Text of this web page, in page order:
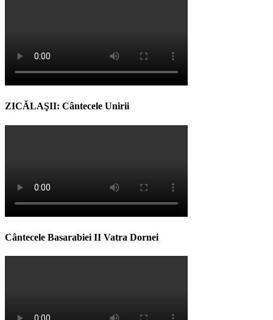
ZICĂLAŞII: Cântecele Unirii
Cântecele Basarabiei II Vatra Dornei